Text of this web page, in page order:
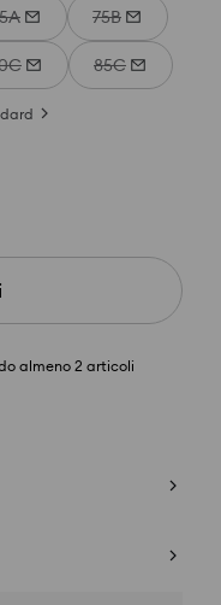
75B
85C
almeno 2 articoli